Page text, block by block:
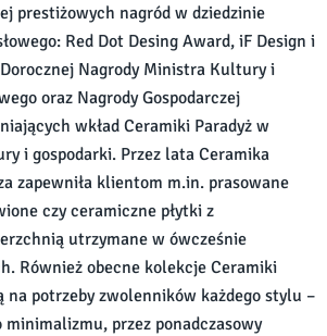
prestiżowych nagród w dziedzinie
Red Dot Desing Award, iF Design i
Nagrody Ministra Kultury i
oraz Nagrody Gospodarczej
wkład Ceramiki Paradyż w
i gospodarki. Przez lata Ceramika
zapewniła klientom m.in. prasowane
czy ceramiczne płytki z
utrzymane w ówcześnie
Również obecne kolekcje Ceramiki
na potrzeby zwolenników każdego stylu –
minimalizmu, przez ponadczasowy